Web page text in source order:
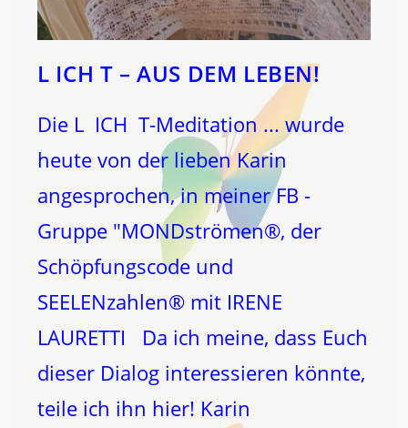
L ICH T – AUS DEM LEBEN!
Die L ICH T-Meditation ... wurde
heute von der lieben Karin
angesprochen, in meiner FB -
Gruppe "MONDströmen®, der
Schöpfungscode und
SEELENzahlen® mit IRENE
LAURETTI Da ich meine, dass Euch
dieser Dialog interessieren könnte,
teile ich ihn hier! Karin